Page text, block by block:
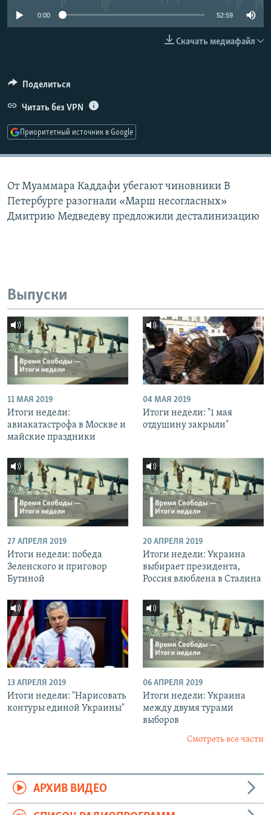
РАСПИСАНИЕ ВЕЩАНИЯ
0:00 52:59
Скачать медиафайл
Поделиться
Читать без VPN
Приоритетный источник в Google
От Муаммара Каддафи убегают чиновники В
Петербурге разогнали «Марш несогласных»
Дмитрию Медведеву предложили десталинизацию
Выпуски
11 МАЯ 2019
Итоги недели:
авиакатастрофа в Москве и
майские праздники
04 МАЯ 2019
Итоги недели: "1 мая
отдушину закрыли"
27 АПРЕЛЯ 2019
Итоги недели: победа
Зеленского и приговор
Бутиной
20 АПРЕЛЯ 2019
Итоги недели: Украина
выбирает президента,
Россия влюблена в Сталина
13 АПРЕЛЯ 2019
Итоги недели: "Нарисовать
контуры единой Украины"
06 АПРЕЛЯ 2019
Итоги недели: Украина
между двумя турами
выборов
Смотреть все части
АРХИВ ВИДЕО